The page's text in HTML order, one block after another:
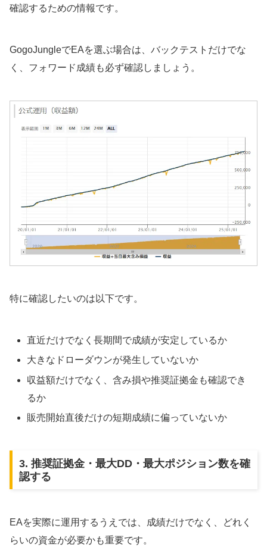
確認するための情報です。
GogoJungleでEAを選ぶ場合は、バックテストだけでな
く、フォワード成績も必ず確認しましょう。
特に確認したいのは以下です。
直近だけでなく長期間で成績が安定しているか
大きなドローダウンが発生していないか
収益額だけでなく、含み損や推奨証拠金も確認でき
るか
販売開始直後だけの短期成績に偏っていないか
3. 推奨証拠金・最大DD・最大ポジション数を確
認する
EAを実際に運用するうえでは、成績だけでなく、どれく
らいの資金が必要かも重要です。